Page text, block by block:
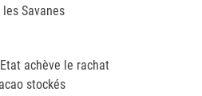
Savanes
achève le rachat
stockés